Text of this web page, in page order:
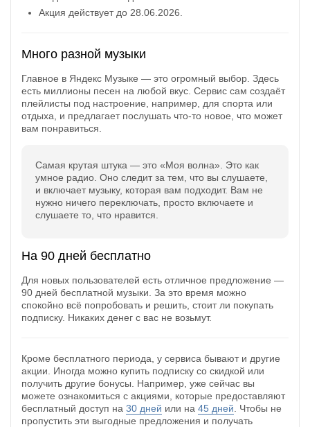
Акция действует до 28.06.2026.
Много разной музыки
Главное в Яндекс Музыке — это огромный выбор. Здесь
есть миллионы песен на любой вкус. Сервис сам создаёт
плейлисты под настроение, например, для спорта или
отдыха, и предлагает послушать что-то новое, что может
вам понравиться.
Самая крутая штука — это «Моя волна». Это как
умное радио. Оно следит за тем, что вы слушаете,
и включает музыку, которая вам подходит. Вам не
нужно ничего переключать, просто включаете и
слушаете то, что нравится.
На 90 дней бесплатно
Для новых пользователей есть отличное предложение —
90 дней бесплатной музыки. За это время можно
спокойно всё попробовать и решить, стоит ли покупать
подписку. Никаких денег с вас не возьмут.
Кроме бесплатного периода, у сервиса бывают и другие
акции. Иногда можно купить подписку со скидкой или
получить другие бонусы. Например, уже сейчас вы
можете ознакомиться с акциями, которые предоставляют
бесплатный доступ на 30 дней или на 45 дней . Чтобы не
пропустить эти выгодные предложения и получать
Открыть полностью
от 1000 рублей за одно видел.
Открыть полностью
Можешь предложить свои промокоды для публикации.
Открыть полностью